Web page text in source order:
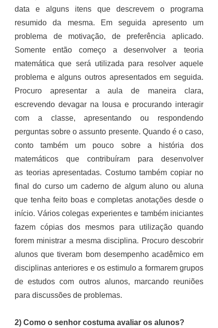
data e alguns itens que descrevem o programa
resumido da mesma. Em seguida apresento um
problema de motivação, de preferência aplicado.
Somente então começo a desenvolver a teoria
matemática que será utilizada para resolver aquele
problema e alguns outros apresentados em seguida.
Procuro apresentar a aula de maneira clara,
escrevendo devagar na lousa e procurando interagir
com a classe, apresentando ou respondendo
perguntas sobre o assunto presente. Quando é o caso,
conto também um pouco sobre a história dos
matemáticos que contribuíram para desenvolver
as teorias apresentadas. Costumo também copiar no
final do curso um caderno de algum aluno ou aluna
que tenha feito boas e completas anotações desde o
início. Vários colegas experientes e também iniciantes
fazem cópias dos mesmos para utilização quando
forem ministrar a mesma disciplina. Procuro descobrir
alunos que tiveram bom desempenho acadêmico em
disciplinas anteriores e os estimulo a formarem grupos
de estudos com outros alunos, marcando reuniões
para discussões de problemas.
2) Como o senhor costuma avaliar os alunos?